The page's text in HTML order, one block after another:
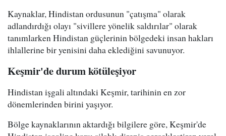
Kaynaklar, Hindistan ordusunun "çatışma" olarak
adlandırdığı olayı "sivillere yönelik saldırılar" olarak
tanımlarken Hindistan güçlerinin bölgedeki insan hakları
ihlallerine bir yenisini daha eklediğini savunuyor.
Keşmir'de durum kötüleşiyor
Hindistan işgali altındaki Keşmir, tarihinin en zor
dönemlerinden birini yaşıyor.
Bölge kaynaklarının aktardığı bilgilere göre, Keşmir'de